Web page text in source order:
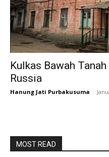
Kulkas Bawah
Russia
Hanung Jati Purbakusuma -
MOST READ